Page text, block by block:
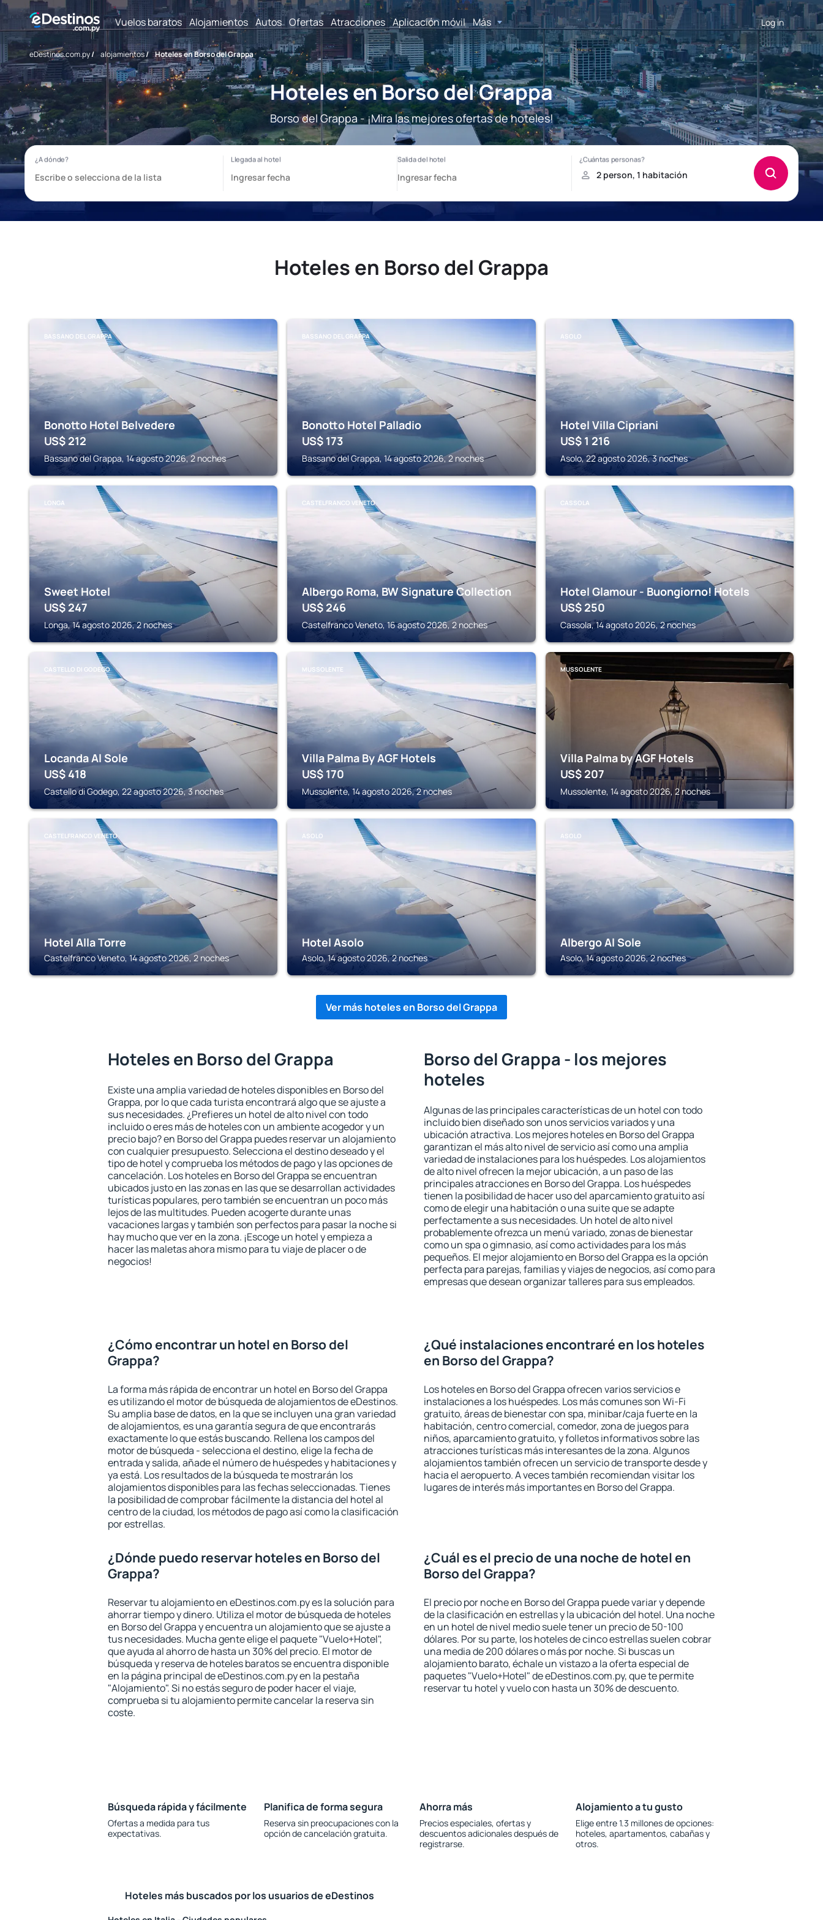
Vuelos baratos Alojamientos Autos Ofertas Atracciones Aplicación móvil Más Log in
eDestinos.com.py/ alojamientos/ Hoteles en Borso del Grappa
Hoteles en Borso del Grappa
Borso del Grappa - ¡Mira las mejores ofertas de hoteles!
Hoteles en Borso del Grappa
BASSANO DEL GRAPPA
Bonotto Hotel Belvedere
US$ 212
Bassano del Grappa, 14 agosto 2026, 2 noches
BASSANO DEL GRAPPA
Bonotto Hotel Palladio
US$ 173
Bassano del Grappa, 14 agosto 2026, 2 noches
ASOLO
Hotel Villa Cipriani
US$ 1 216
Asolo, 22 agosto 2026, 3 noches
LONGA
Sweet Hotel
US$ 247
Longa, 14 agosto 2026, 2 noches
CASTELFRANCO VENETO
Albergo Roma, BW Signature Collection
US$ 246
Castelfranco Veneto, 16 agosto 2026, 2 noches
CASSOLA
Hotel Glamour - Buongiorno! Hotels
US$ 250
Cassola, 14 agosto 2026, 2 noches
CASTELLO DI GODEGO
Locanda Al Sole
US$ 418
Castello di Godego, 22 agosto 2026, 3 noches
MUSSOLENTE
Villa Palma By AGF Hotels
US$ 170
Mussolente, 14 agosto 2026, 2 noches
MUSSOLENTE
Villa Palma by AGF Hotels
US$ 207
Mussolente, 14 agosto 2026, 2 noches
CASTELFRANCO VENETO
Hotel Alla Torre
Castelfranco Veneto, 14 agosto 2026, 2 noches
ASOLO
Hotel Asolo
Asolo, 14 agosto 2026, 2 noches
ASOLO
Albergo Al Sole
Asolo, 14 agosto 2026, 2 noches
Ver más hoteles en Borso del Grappa
Hoteles en Borso del Grappa
Existe una amplia variedad de hoteles disponibles en Borso del
Grappa, por lo que cada turista encontrará algo que se ajuste a
sus necesidades. ¿Prefieres un hotel de alto nivel con todo
incluido o eres más de hoteles con un ambiente acogedor y un
precio bajo? en Borso del Grappa puedes reservar un alojamiento
con cualquier presupuesto. Selecciona el destino deseado y el
tipo de hotel y comprueba los métodos de pago y las opciones de
cancelación. Los hoteles en Borso del Grappa se encuentran
ubicados justo en las zonas en las que se desarrollan actividades
turísticas populares, pero también se encuentran un poco más
lejos de las multitudes. Pueden acogerte durante unas
vacaciones largas y también son perfectos para pasar la noche si
hay mucho que ver en la zona. ¡Escoge un hotel y empieza a
hacer las maletas ahora mismo para tu viaje de placer o de
negocios!
Borso del Grappa - los mejores
hoteles
Algunas de las principales características de un hotel con todo
incluido bien diseñado son unos servicios variados y una
ubicación atractiva. Los mejores hoteles en Borso del Grappa
garantizan el más alto nivel de servicio así como una amplia
variedad de instalaciones para los huéspedes. Los alojamientos
de alto nivel ofrecen la mejor ubicación, a un paso de las
principales atracciones en Borso del Grappa. Los huéspedes
tienen la posibilidad de hacer uso del aparcamiento gratuito así
como de elegir una habitación o una suite que se adapte
perfectamente a sus necesidades. Un hotel de alto nivel
probablemente ofrezca un menú variado, zonas de bienestar
como un spa o gimnasio, así como actividades para los más
pequeños. El mejor alojamiento en Borso del Grappa es la opción
perfecta para parejas, familias y viajes de negocios, así como para
empresas que desean organizar talleres para sus empleados.
¿Cómo encontrar un hotel en Borso del
Grappa?
La forma más rápida de encontrar un hotel en Borso del Grappa
es utilizando el motor de búsqueda de alojamientos de eDestinos.
Su amplia base de datos, en la que se incluyen una gran variedad
de alojamientos, es una garantía segura de que encontrarás
exactamente lo que estás buscando. Rellena los campos del
motor de búsqueda - selecciona el destino, elige la fecha de
entrada y salida, añade el número de huéspedes y habitaciones y
ya está. Los resultados de la búsqueda te mostrarán los
alojamientos disponibles para las fechas seleccionadas. Tienes
la posibilidad de comprobar fácilmente la distancia del hotel al
centro de la ciudad, los métodos de pago así como la clasificación
por estrellas.
¿Qué instalaciones encontraré en los hoteles
en Borso del Grappa?
Los hoteles en Borso del Grappa ofrecen varios servicios e
instalaciones a los huéspedes. Los más comunes son Wi-Fi
gratuito, áreas de bienestar con spa, minibar/caja fuerte en la
habitación, centro comercial, comedor, zona de juegos para
niños, aparcamiento gratuito, y folletos informativos sobre las
atracciones turísticas más interesantes de la zona. Algunos
alojamientos también ofrecen un servicio de transporte desde y
hacia el aeropuerto. A veces también recomiendan visitar los
lugares de interés más importantes en Borso del Grappa.
¿Dónde puedo reservar hoteles en Borso del
Grappa?
Reservar tu alojamiento en eDestinos.com.py es la solución para
ahorrar tiempo y dinero. Utiliza el motor de búsqueda de hoteles
en Borso del Grappa y encuentra un alojamiento que se ajuste a
tus necesidades. Mucha gente elige el paquete "Vuelo+Hotel",
que ayuda al ahorro de hasta un 30% del precio. El motor de
búsqueda y reserva de hoteles baratos se encuentra disponible
en la página principal de eDestinos.com.py en la pestaña
"Alojamiento". Si no estás seguro de poder hacer el viaje,
comprueba si tu alojamiento permite cancelar la reserva sin
coste.
¿Cuál es el precio de una noche de hotel en
Borso del Grappa?
El precio por noche en Borso del Grappa puede variar y depende
de la clasificación en estrellas y la ubicación del hotel. Una noche
en un hotel de nivel medio suele tener un precio de 50-100
dólares. Por su parte, los hoteles de cinco estrellas suelen cobrar
una media de 200 dólares o más por noche. Si buscas un
alojamiento barato, échale un vistazo a la oferta especial de
paquetes "Vuelo+Hotel" de eDestinos.com.py, que te permite
reservar tu hotel y vuelo con hasta un 30% de descuento.
Búsqueda rápida y fácilmente
Ofertas a medida para tus
expectativas.
Planifica de forma segura
Reserva sin preocupaciones con la
opción de cancelación gratuita.
Ahorra más
Precios especiales, ofertas y
descuentos adicionales después de
registrarse.
Alojamiento a tu gusto
Elige entre 1.3 millones de opciones:
hoteles, apartamentos, cabañas y
otros.
Hoteles más buscados por los usuarios de eDestinos